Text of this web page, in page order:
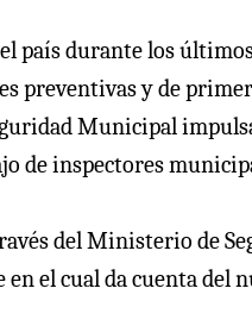
país durante los
preventivas y de
Municipal
de inspectores
del Ministerio de
el cual da cuenta del